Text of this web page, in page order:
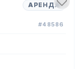
АРЕНДА
#48586